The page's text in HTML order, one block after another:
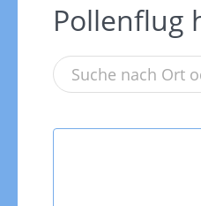
Pollenflug